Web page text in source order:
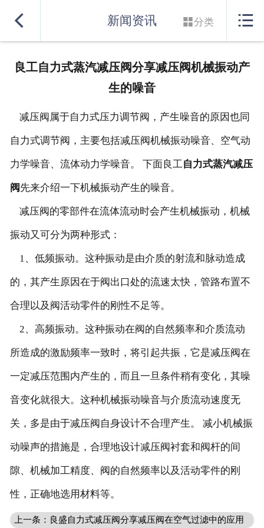
实力良盛
产品系列
服务支持
联系我们
 新闻资讯 分类 
良工自力式蒸汽减压阀分享减压阀机械振动产
生的噪音
减压阀属于自力式压力调节阀，产生噪音的原因也同
自力式调节阀，主要包括减压阀机械振动噪音、空气动
力学噪音、流体动力学噪音。 下面良工自力式蒸汽减压
阀先来介绍一下机械振动产生的噪音。
减压阀的零部件在流体流动时会产生机械振动，机械
振动又可分为两种形式：
1、低频振动。这种振动是由介质的射流和脉动造成
的，其产生原因在于阀出口处的流速太快，管路布置不
合理以及阀活动零件的刚性不足等。
2、高频振动。这种振动在阀的自然频率和介质流动
所造成的激励频率一致时，将引起共振，它是减压阀在
一定减压范围内产生的，而且一旦条件稍有变化，其噪
音变化就很大。这种机械振动噪音与介质流动速度无
关，多是由于减压阀自身设计不合理产生。 减小机械振
动噪声的措施是，合理地设计减压阀衬套和阀杆的间
隙、机械加工精度、阀的自然频率以及活动零件的刚
性，正确地选用材料等。
上一条：良盛自力式减压阀分享减压阀在空气过滤中的应用